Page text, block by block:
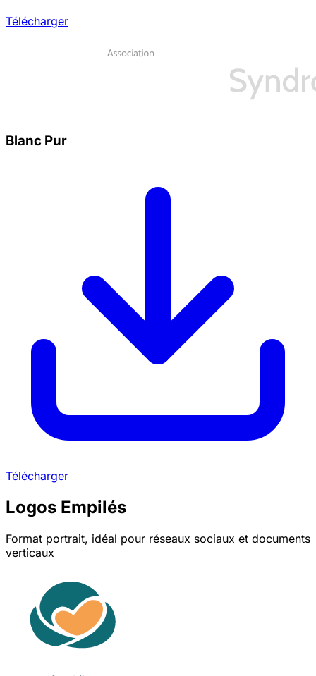
Télécharger
Blanc Pur
Télécharger
Logos Empilés
Format portrait, idéal pour réseaux sociaux et documents
verticaux